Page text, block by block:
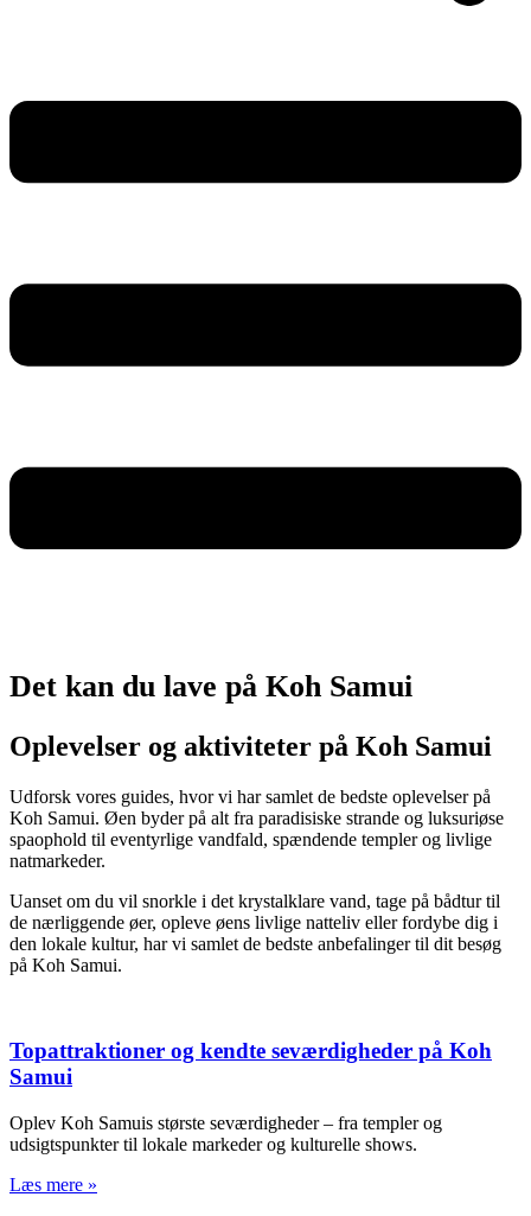
Det kan du lave på Koh Samui
Oplevelser og aktiviteter på Koh Samui
Udforsk vores guides, hvor vi har samlet de bedste oplevelser på
Koh Samui. Øen byder på alt fra paradisiske strande og luksuriøse
spaophold til eventyrlige vandfald, spændende templer og livlige
natmarkeder.
Uanset om du vil snorkle i det krystalklare vand, tage på bådtur til
de nærliggende øer, opleve øens livlige natteliv eller fordybe dig i
den lokale kultur, har vi samlet de bedste anbefalinger til dit besøg
på Koh Samui.
Topattraktioner og kendte seværdigheder på Koh
Samui
Oplev Koh Samuis største seværdigheder – fra templer og
udsigtspunkter til lokale markeder og kulturelle shows.
Læs mere »